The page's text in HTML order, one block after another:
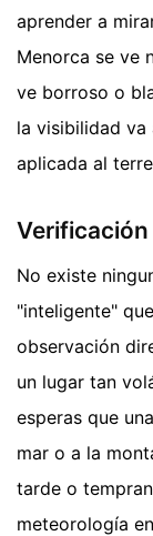
aprender a
Menorca se ve
ve borroso o
la visibilidad va
aplicada al
Verificación
No existe
"inteligente"
observación
un lugar tan
esperas que
mar o a la
tarde o
meteorología